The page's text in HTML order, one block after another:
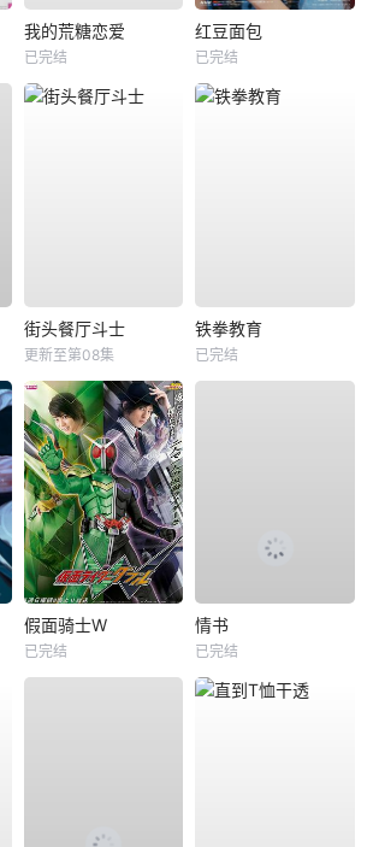
我的荒糖恋爱
已完结
红豆面包
已完结
街头餐厅斗士
更新至第08集
铁拳教育
已完结
假面骑士W
已完结
情书
已完结